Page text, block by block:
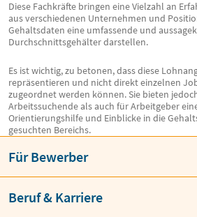
Diese Fachkräfte bringen eine Vielzahl an
aus verschiedenen Unternehmen und
Gehaltsdaten eine umfassende und
Durchschnittsgehälter darstellen.
Es ist wichtig, zu betonen, dass diese
repräsentieren und nicht direkt einzelnen
zugeordnet werden können. Sie bieten
Arbeitssuchende als auch für Arbeitgeber
Orientierungshilfe und Einblicke in die
gesuchten Bereichs.
Für Bewerber
Beruf & Karriere